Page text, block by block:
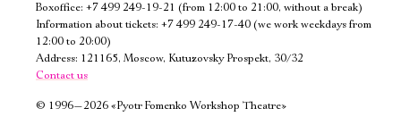
Boxoffice: +7 499 249-19-21 (from 12:00 to 21:00, without a break)
Information about tickets: +7 499 249-17-40 (we work weekdays from
12:00 to 20:00)
Address: 121165, Moscow, Kutuzovsky Prospekt, 30/32
Contact us
© 1996—2026 «Pyotr Fomenko Workshop Theatre»
Электропочта